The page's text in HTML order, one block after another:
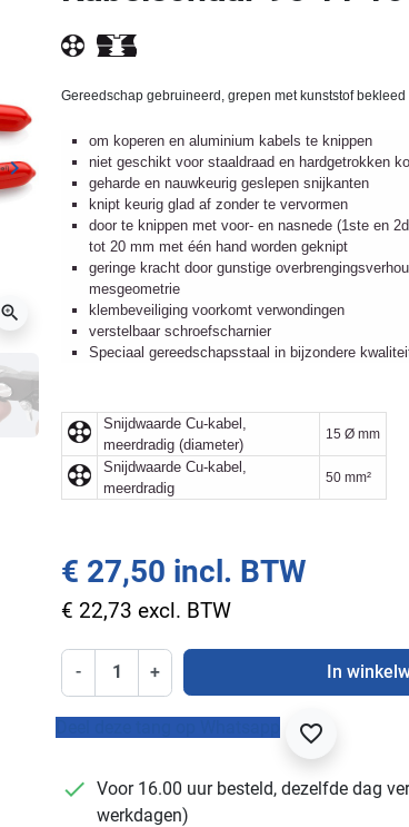
Volgende
keyboard_arrow_right
zoom_in
Gereedschap gebruineerd, grepen met kunststof bekleed
om koperen en aluminium kabels te knippen
niet geschikt voor staaldraad en hardgetrokken
geharde en nauwkeurig geslepen snijkanten
knipt keurig glad af zonder te vervormen
door te knippen met voor- en nasnede (1ste en
tot 20 mm met één hand worden geknipt
geringe kracht door gunstige
mesgeometrie
klembeveiliging voorkomt verwondingen
verstelbaar schroefscharnier
Speciaal gereedschapsstaal in bijzondere
Snijdwaarde Cu-kabel,
meerdradig (diameter)
15 Ø mm
Snijdwaarde Cu-kabel,
meerdradig
50 mm²
€ 27,50 incl. BTW
€ 22,73 excl. BTW
- + In
favorite_border
checkmark
Voor 16.00 uur besteld, dezelfde dag
werkdagen)